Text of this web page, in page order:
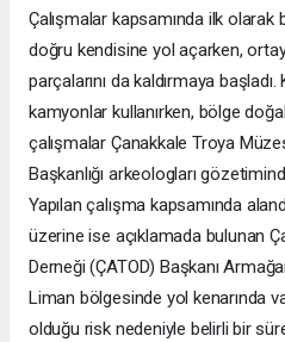
Çalışmalar kapsamında ilk
doğru kendisine yol açarken,
parçalarını da kaldırmaya
kamyonlar kullanırken, bölge
çalışmalar Çanakkale Troya
Başkanlığı arkeologları
Yapılan çalışma kapsamında
üzerine ise açıklamada bulunan
Derneği (ÇATOD) Başkanı
Liman bölgesinde yol kenarında
olduğu risk nedeniyle belirli bir